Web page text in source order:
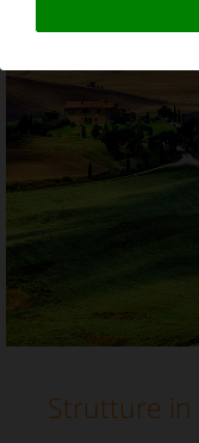
Strutture in